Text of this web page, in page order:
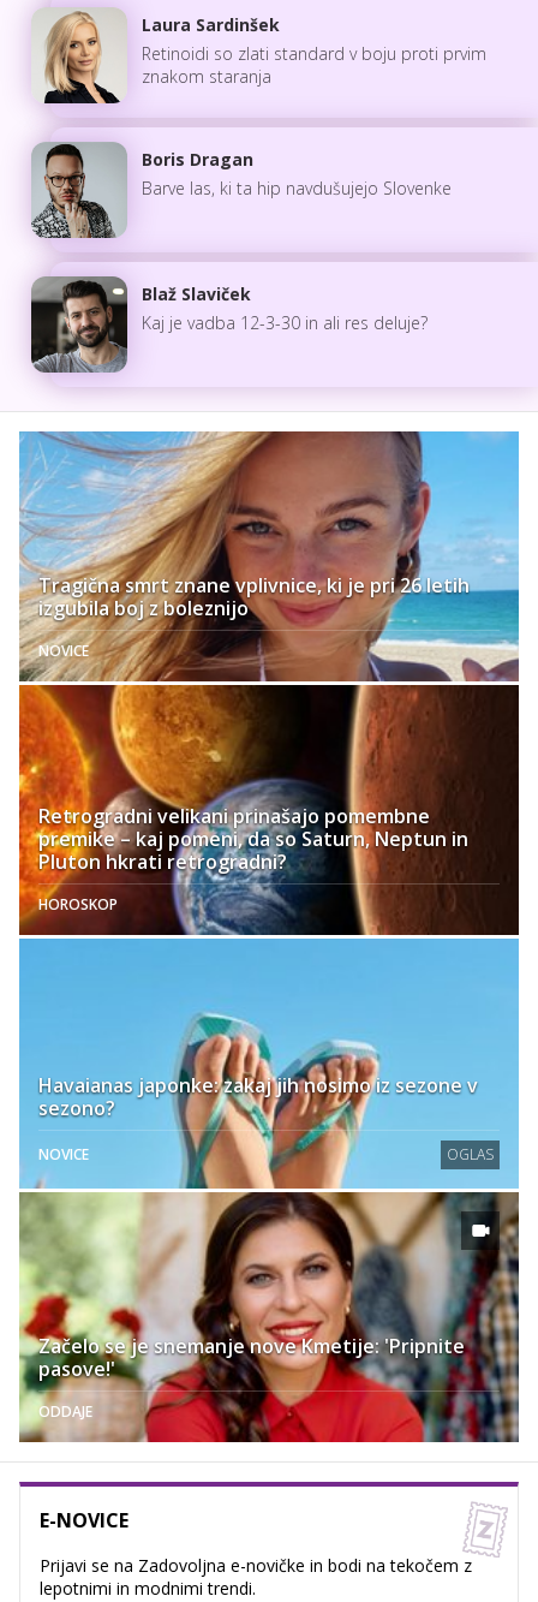
Laura Sardinšek
Retinoidi so zlati standard v boju proti prvim
znakom staranja
Boris Dragan
Barve las, ki ta hip navdušujejo Slovenke
Blaž Slaviček
Kaj je vadba 12-3-30 in ali res deluje?
Tragična smrt znane vplivnice, ki je pri 26 letih
izgubila boj z boleznijo
NOVICE
Retrogradni velikani prinašajo pomembne
premike – kaj pomeni, da so Saturn, Neptun in
Pluton hkrati retrogradni?
HOROSKOP
Havaianas japonke: zakaj jih nosimo iz sezone v
sezono?
NOVICE OGLAS
Začelo se je snemanje nove Kmetije: 'Pripnite
pasove!'
ODDAJE
E-NOVICE
Prijavi se na Zadovoljna e-novičke in bodi na tekočem z
lepotnimi in modnimi trendi.